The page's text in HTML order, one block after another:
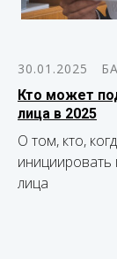
30.01.2025
Кто может
лица в 2025
О том, кто,
инициировать
лица